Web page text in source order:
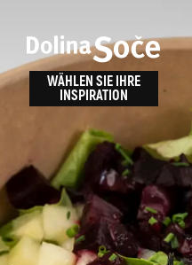
WÄHLEN SIE IHRE
INSPIRATION
Finden Sie
oder wählen Sie
TOLMINER KLAMMEN